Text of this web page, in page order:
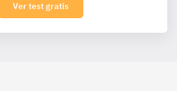
Ver test gratis